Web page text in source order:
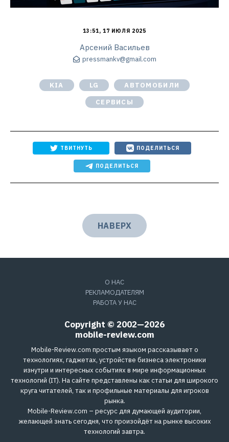
13:51, 17 ИЮЛЯ 2025
Арсений Васильев
pressmankv@gmail.com
KIA LG
АВТОМОБИЛИ
СЕРВИСЫ
ТВИТНУТЬ ПОДЕЛИТЬСЯ
ПОДЕЛИТЬСЯ
НАВЕРХ
О НАС
РЕКЛАМОДАТЕЛЯМ
РАБОТА У НАС
Copyright © 2002—2026
mobile-review.com
Mobile-Review.com простым языком рассказывает о
технологиях, гаджетах, устройстве бизнеса электроники
изнутри и интересных событиях в мире информационных
технологий (IT). На сайте представлены как статьи для широкого
круга читателей, так и профильные материалы для игроков
рынка.
Mobile-Review.com – ресурс для думающей аудитории,
желающей знать сегодня, что произойдёт на рынке высоких
технологий завтра.